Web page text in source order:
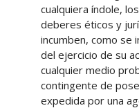
cualquiera índole,
deberes éticos y
incumben, como se
del ejercicio de su
cualquier medio
contingente de
expedida por una